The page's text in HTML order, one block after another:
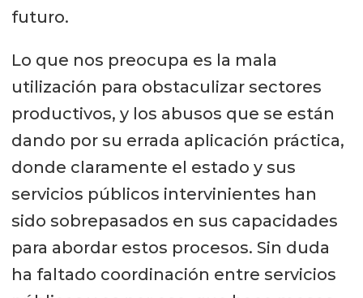
futuro.
Lo que nos preocupa es la mala
utilización para obstaculizar sectores
productivos, y los abusos que se están
dando por su errada aplicación práctica,
donde claramente el estado y sus
servicios públicos intervinientes han
sido sobrepasados en sus capacidades
para abordar estos procesos. Sin duda
ha faltado coordinación entre servicios